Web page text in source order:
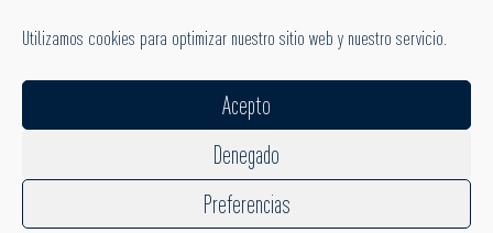
Utilizamos cookies para optimizar nuestro sitio web y nuestro servicio.
Acepto
Denegado
Preferencias
TODOS LOS DERECHOS
SÍGUENOS